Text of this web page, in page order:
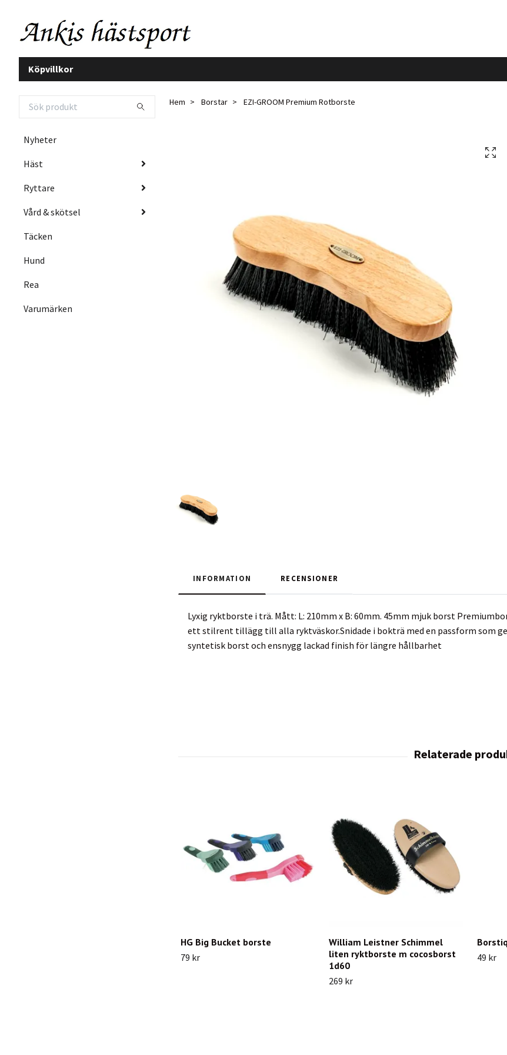
Köpvillkor
Nyheter
Häst
Ryttare
Vård & skötsel
Täcken
Hund
Rea
Varumärken
Hem Borstar EZI-GROOM Premium Rotborste
INFORMATION RECENSIONER
Lyxig ryktborste i trä. Mått: L: 210mm x B: 60mm. 45mm mjuk borst
ett stilrent tillägg till alla ryktväskor.Snidade i bokträ med en passform som
syntetisk borst och ensnygg lackad finish för längre hållbarhet
HG Big Bucket borste
79 kr
William Leistner Schimmel
liten ryktborste m cocosborst
1d60
269 kr
49 kr